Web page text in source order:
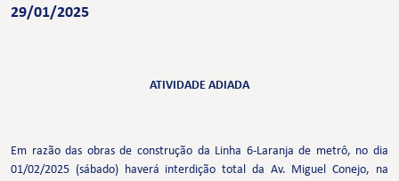
29/01/2025
ATIVIDADE ADIADA
Em razão das obras de construção da Linha 6-Laranja de metrô, no dia
01/02/2025 (sábado) haverá interdição total da Av. Miguel Conejo, na